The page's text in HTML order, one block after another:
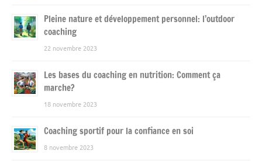
Pleine nature et développement personnel: l’outdoor
coaching
22 novembre 2023
Les bases du coaching en nutrition: Comment ça
marche?
18 novembre 2023
Coaching sportif pour la confiance en soi
8 novembre 2023